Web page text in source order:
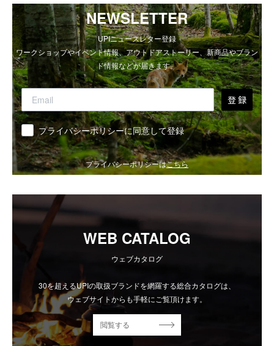
NEWSLETTER
UPIニュースレター登録
ワークショップやイベント情報、アウトドアストーリー、新商品やブラン
ド情報などが届きます。
登 録
同意 プライバシーポリシーに同意して登録
プライバシーポリシーはこちら
WEB CATALOG
ウェブカタログ
30を超えるUPIの取扱ブランドを網羅する総合カタログは、
ウェブサイトからも手軽にご覧頂けます。
閲覧する